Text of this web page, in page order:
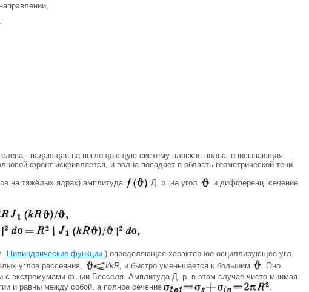
слева - падающая на поглощающую систему плоская волна, описывающая
фронт искривляется, и волна попадает в область геометрической тени.
на тяжёлых ядрах) амплитуда
Д. р. на угол
и дифференц. сечение
Цилиндрические функции),определяющая характерное осциллирующее угл.
углов рассеяния, i/kR, и быстро уменьшается к большим
. Оно
экстремумами ф-ции Бесселя. Амплитуда Д. р. в этом случае чисто мнимая.
и равны между собой, а полное сечение